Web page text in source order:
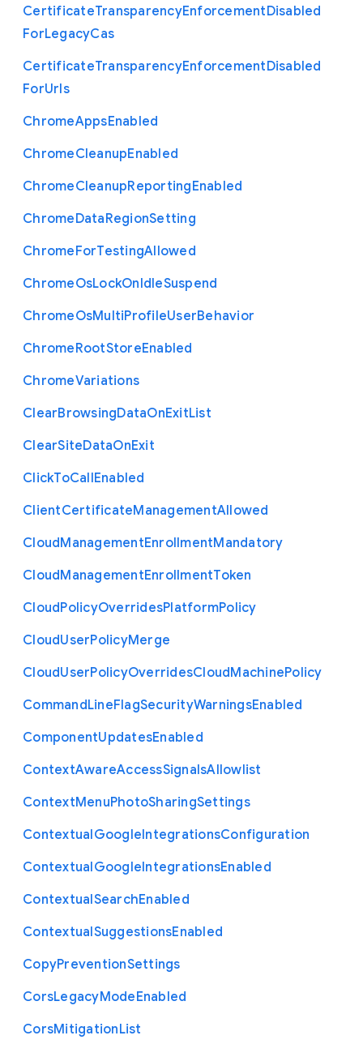
CertificateTransparencyEnforcementDisabled
ForLegacyCas
CertificateTransparencyEnforcementDisabled
ForUrls
ChromeAppsEnabled
ChromeCleanupEnabled
ChromeCleanupReportingEnabled
ChromeDataRegionSetting
ChromeForTestingAllowed
ChromeOsLockOnIdleSuspend
ChromeOsMultiProfileUserBehavior
ChromeRootStoreEnabled
ChromeVariations
ClearBrowsingDataOnExitList
ClearSiteDataOnExit
ClickToCallEnabled
ClientCertificateManagementAllowed
CloudManagementEnrollmentMandatory
CloudManagementEnrollmentToken
CloudPolicyOverridesPlatformPolicy
CloudUserPolicyMerge
CloudUserPolicyOverridesCloudMachinePolicy
CommandLineFlagSecurityWarningsEnabled
ComponentUpdatesEnabled
ContextAwareAccessSignalsAllowlist
ContextMenuPhotoSharingSettings
ContextualGoogleIntegrationsConfiguration
ContextualGoogleIntegrationsEnabled
ContextualSearchEnabled
ContextualSuggestionsEnabled
CopyPreventionSettings
CorsLegacyModeEnabled
CorsMitigationList